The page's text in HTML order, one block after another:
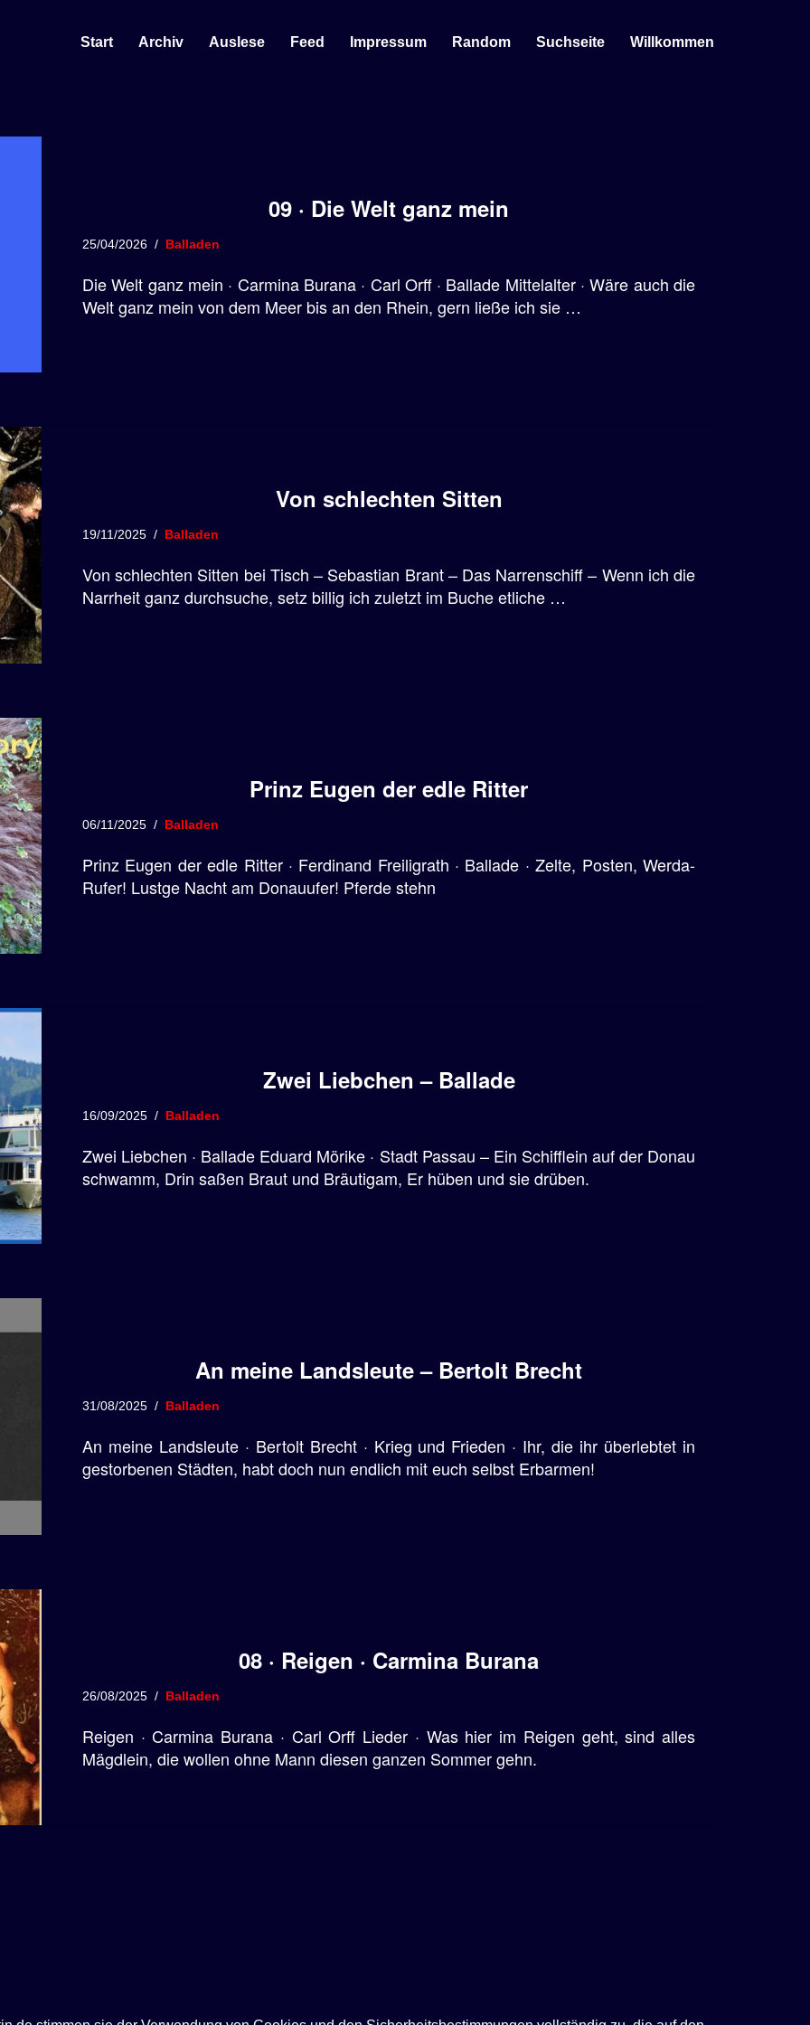
Start Archiv Auslese Feed Impressum Random Suchseite Willkommen
09 · Die Welt ganz mein
25/04/2026 Balladen
Die Welt ganz mein · Carmina Burana · Carl Orff · Ballade Mittelalter · Wäre auch die
Welt ganz mein von dem Meer bis an den Rhein, gern ließe ich sie …
Von schlechten Sitten
19/11/2025 Balladen
Von schlechten Sitten bei Tisch – Sebastian Brant – Das Narrenschiff – Wenn ich die
Narrheit ganz durchsuche, setz billig ich zuletzt im Buche etliche …
Prinz Eugen der edle Ritter
06/11/2025 Balladen
Prinz Eugen der edle Ritter · Ferdinand Freiligrath · Ballade · Zelte, Posten, Werda-
Rufer! Lustge Nacht am Donauufer! Pferde stehn
Zwei Liebchen – Ballade
16/09/2025 Balladen
Zwei Liebchen · Ballade Eduard Mörike · Stadt Passau – Ein Schifflein auf der Donau
schwamm, Drin saßen Braut und Bräutigam, Er hüben und sie drüben.
An meine Landsleute – Bertolt Brecht
31/08/2025 Balladen
An meine Landsleute · Bertolt Brecht · Krieg und Frieden · Ihr, die ihr überlebtet in
gestorbenen Städten, habt doch nun endlich mit euch selbst Erbarmen!
08 · Reigen · Carmina Burana
26/08/2025 Balladen
Reigen · Carmina Burana · Carl Orff Lieder · Was hier im Reigen geht, sind alles
Mägdlein, die wollen ohne Mann diesen ganzen Sommer gehn.